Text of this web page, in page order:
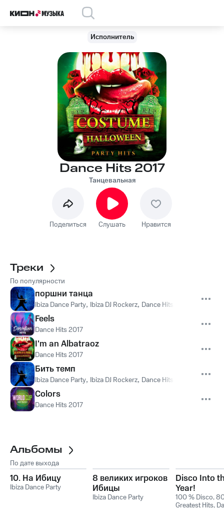
Исполнитель
Dance Hits 2017
Танцевальная
Поделиться Слушать Нравится
Треки
По популярности
поршни танца
Ibiza Dance Party, Ibiza DJ Rockerz, Dance Hits 2017
Feels
Dance Hits 2017
I'm an Albatraoz
Dance Hits 2017
Бить темп
Ibiza Dance Party, Ibiza DJ Rockerz, Dance Hits 2017
Colors
Dance Hits 2017
Альбомы
По дате выхода
10. На Ибицу
Ibiza Dance Party
8 великих игроков
Ибицы
Ibiza Dance Party
Disco Into
Year!
100 % Disco,
Greatest Hits,